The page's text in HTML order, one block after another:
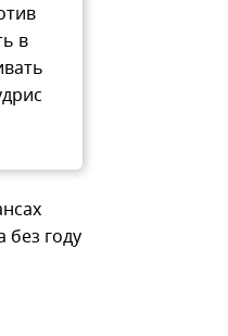
в
без году